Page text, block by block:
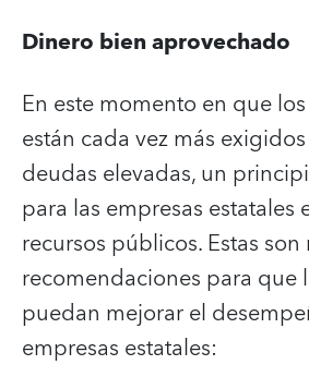
Dinero bien aprovechado
En este momento en que
están cada vez más
deudas elevadas, un
para las empresas estatales
recursos públicos. Estas
recomendaciones para que
puedan mejorar el
empresas estatales: